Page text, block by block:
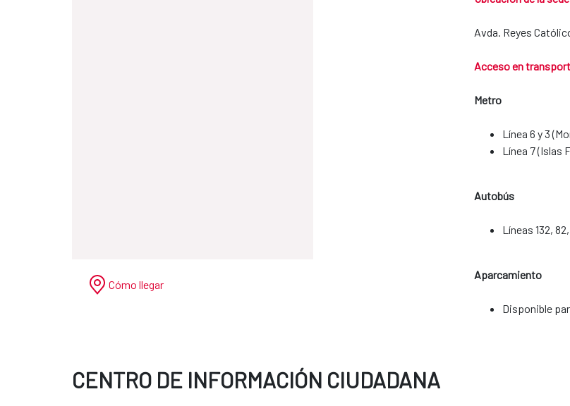
Cómo llegar
Avda. Reyes
Acceso en
Metro
Línea 6 y 3
Línea 7 (Islas
Autobús
Líneas 132,
Aparcamiento
​​​​​​​Disponible
CENTRO DE INFORMACIÓN CIUDADANA